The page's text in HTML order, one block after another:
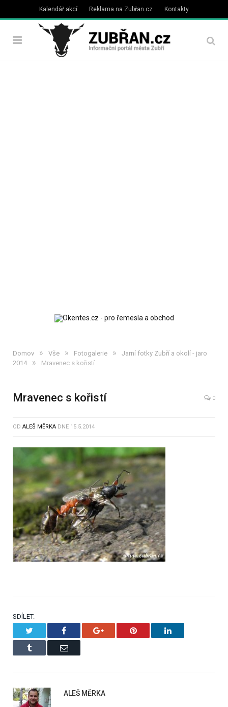
Kalendář akcí Reklama na Zubřan.cz Kontakty
Domov » Vše » Fotogalerie »
Jarní fotky Zubří a okolí - jaro
2014
» Mravenec s kořistí
Mravenec s kořistí 0
OD ALEŠ MĚRKA DNE 15.5.2014
SDÍLET.
Facebook Google+ Pinterest LinkedIn
Tumblr Email
ALEŠ MĚRKA